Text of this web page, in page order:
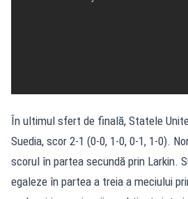
În ultimul sfert de finală, Statele
Suedia, scor 2-1 (0-0, 1-0, 0-1, 1-0).
scorul în partea secundă prin Larkin.
egaleze în partea a treia a meciului